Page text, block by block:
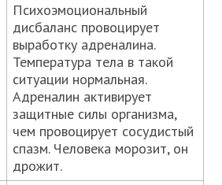
Психоэмоциональный
дисбаланс провоцирует
выработку адреналина.
Температура тела в такой
ситуации нормальная.
Адреналин активирует
защитные силы организма,
чем провоцирует сосудистый
спазм. Человека морозит, он
дрожит.